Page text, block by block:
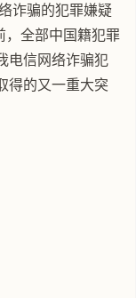
诈骗的犯罪嫌疑
，全部中国籍犯罪
电信网络诈骗犯
得的又一重大突